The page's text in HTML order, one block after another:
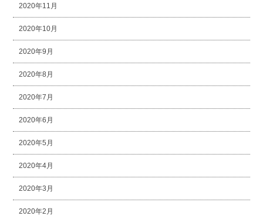
2020年11月
2020年10月
2020年9月
2020年8月
2020年7月
2020年6月
2020年5月
2020年4月
2020年3月
2020年2月